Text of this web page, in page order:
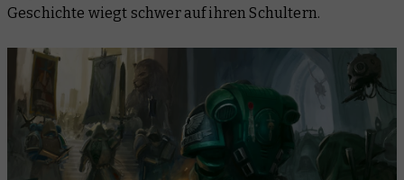
Geschichte wiegt schwer auf ihren Schultern.